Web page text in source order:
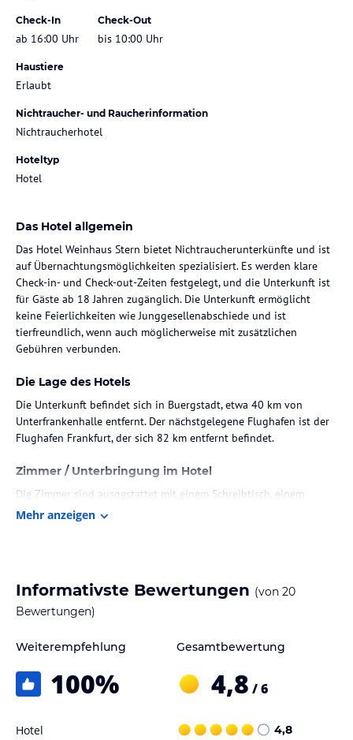
Check-In
ab 16:00 Uhr
Check-Out
bis 10:00 Uhr
Haustiere
Erlaubt
Nichtraucher- und Raucherinformation
Nichtraucherhotel
Hoteltyp
Hotel
Das Hotel allgemein
Das Hotel Weinhaus Stern bietet Nichtraucherunterkünfte und ist
auf Übernachtungsmöglichkeiten spezialisiert. Es werden klare
Check-in- und Check-out-Zeiten festgelegt, und die Unterkunft ist
für Gäste ab 18 Jahren zugänglich. Die Unterkunft ermöglicht
keine Feierlichkeiten wie Junggesellenabschiede und ist
tierfreundlich, wenn auch möglicherweise mit zusätzlichen
Gebühren verbunden.
Die Lage des Hotels
Die Unterkunft befindet sich in Buergstadt, etwa 40 km von
Unterfrankenhalle entfernt. Der nächstgelegene Flughafen ist der
Flughafen Frankfurt, der sich 82 km entfernt befindet.
Zimmer / Unterbringung im Hotel
Die Zimmer sind ausgestattet mit einem Schreibtisch, einem
Flachbild-TV, einem eigenen Badezimmer, Bettwäsche und
Gäste haben die Möglichkeit, ein Frühstück in Form eines Buffets
zu genießen.
Hinweis: Verfasst von HolidayCheck mit Hilfe von KI. Alle
verbindlichenAngebotsdetails des jeweiligen Veranstalters.
Mehr anzeigen
Informativste Bewertungen (von 20
Bewertungen)
Weiterempfehlung
100%
Gesamtbewertung
4,8 / 6
Hotel 4,8